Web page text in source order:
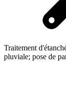
Traitement
pluviale; pose de